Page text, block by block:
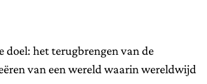
het terugbrengen van de
van een wereld waarin wereldwijd